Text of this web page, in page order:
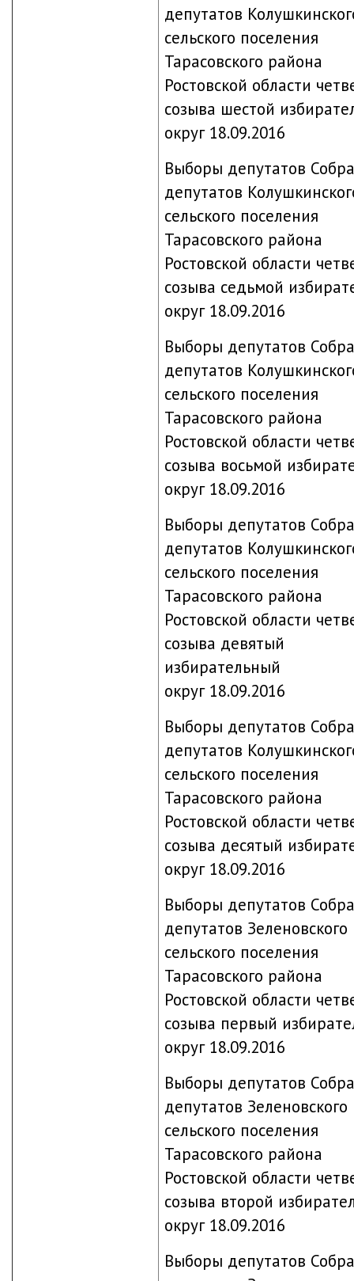
депутатов
сельского поселения
Тарасовского района
Ростовской области
созыва шестой
округ 18.09.2016
Выборы депутатов
депутатов
сельского поселения
Тарасовского района
Ростовской области
созыва седьмой
округ 18.09.2016
Выборы депутатов
депутатов
сельского поселения
Тарасовского района
Ростовской области
созыва восьмой
округ 18.09.2016
Выборы депутатов
депутатов
сельского поселения
Тарасовского района
Ростовской области
созыва девятый
избирательный
округ 18.09.2016
Выборы депутатов
депутатов
сельского поселения
Тарасовского района
Ростовской области
созыва десятый
округ 18.09.2016
Выборы депутатов
депутатов Зеленовского
сельского поселения
Тарасовского района
Ростовской области
созыва первый
округ 18.09.2016
Выборы депутатов
депутатов Зеленовского
сельского поселения
Тарасовского района
Ростовской области
созыва второй
округ 18.09.2016
Выборы депутатов